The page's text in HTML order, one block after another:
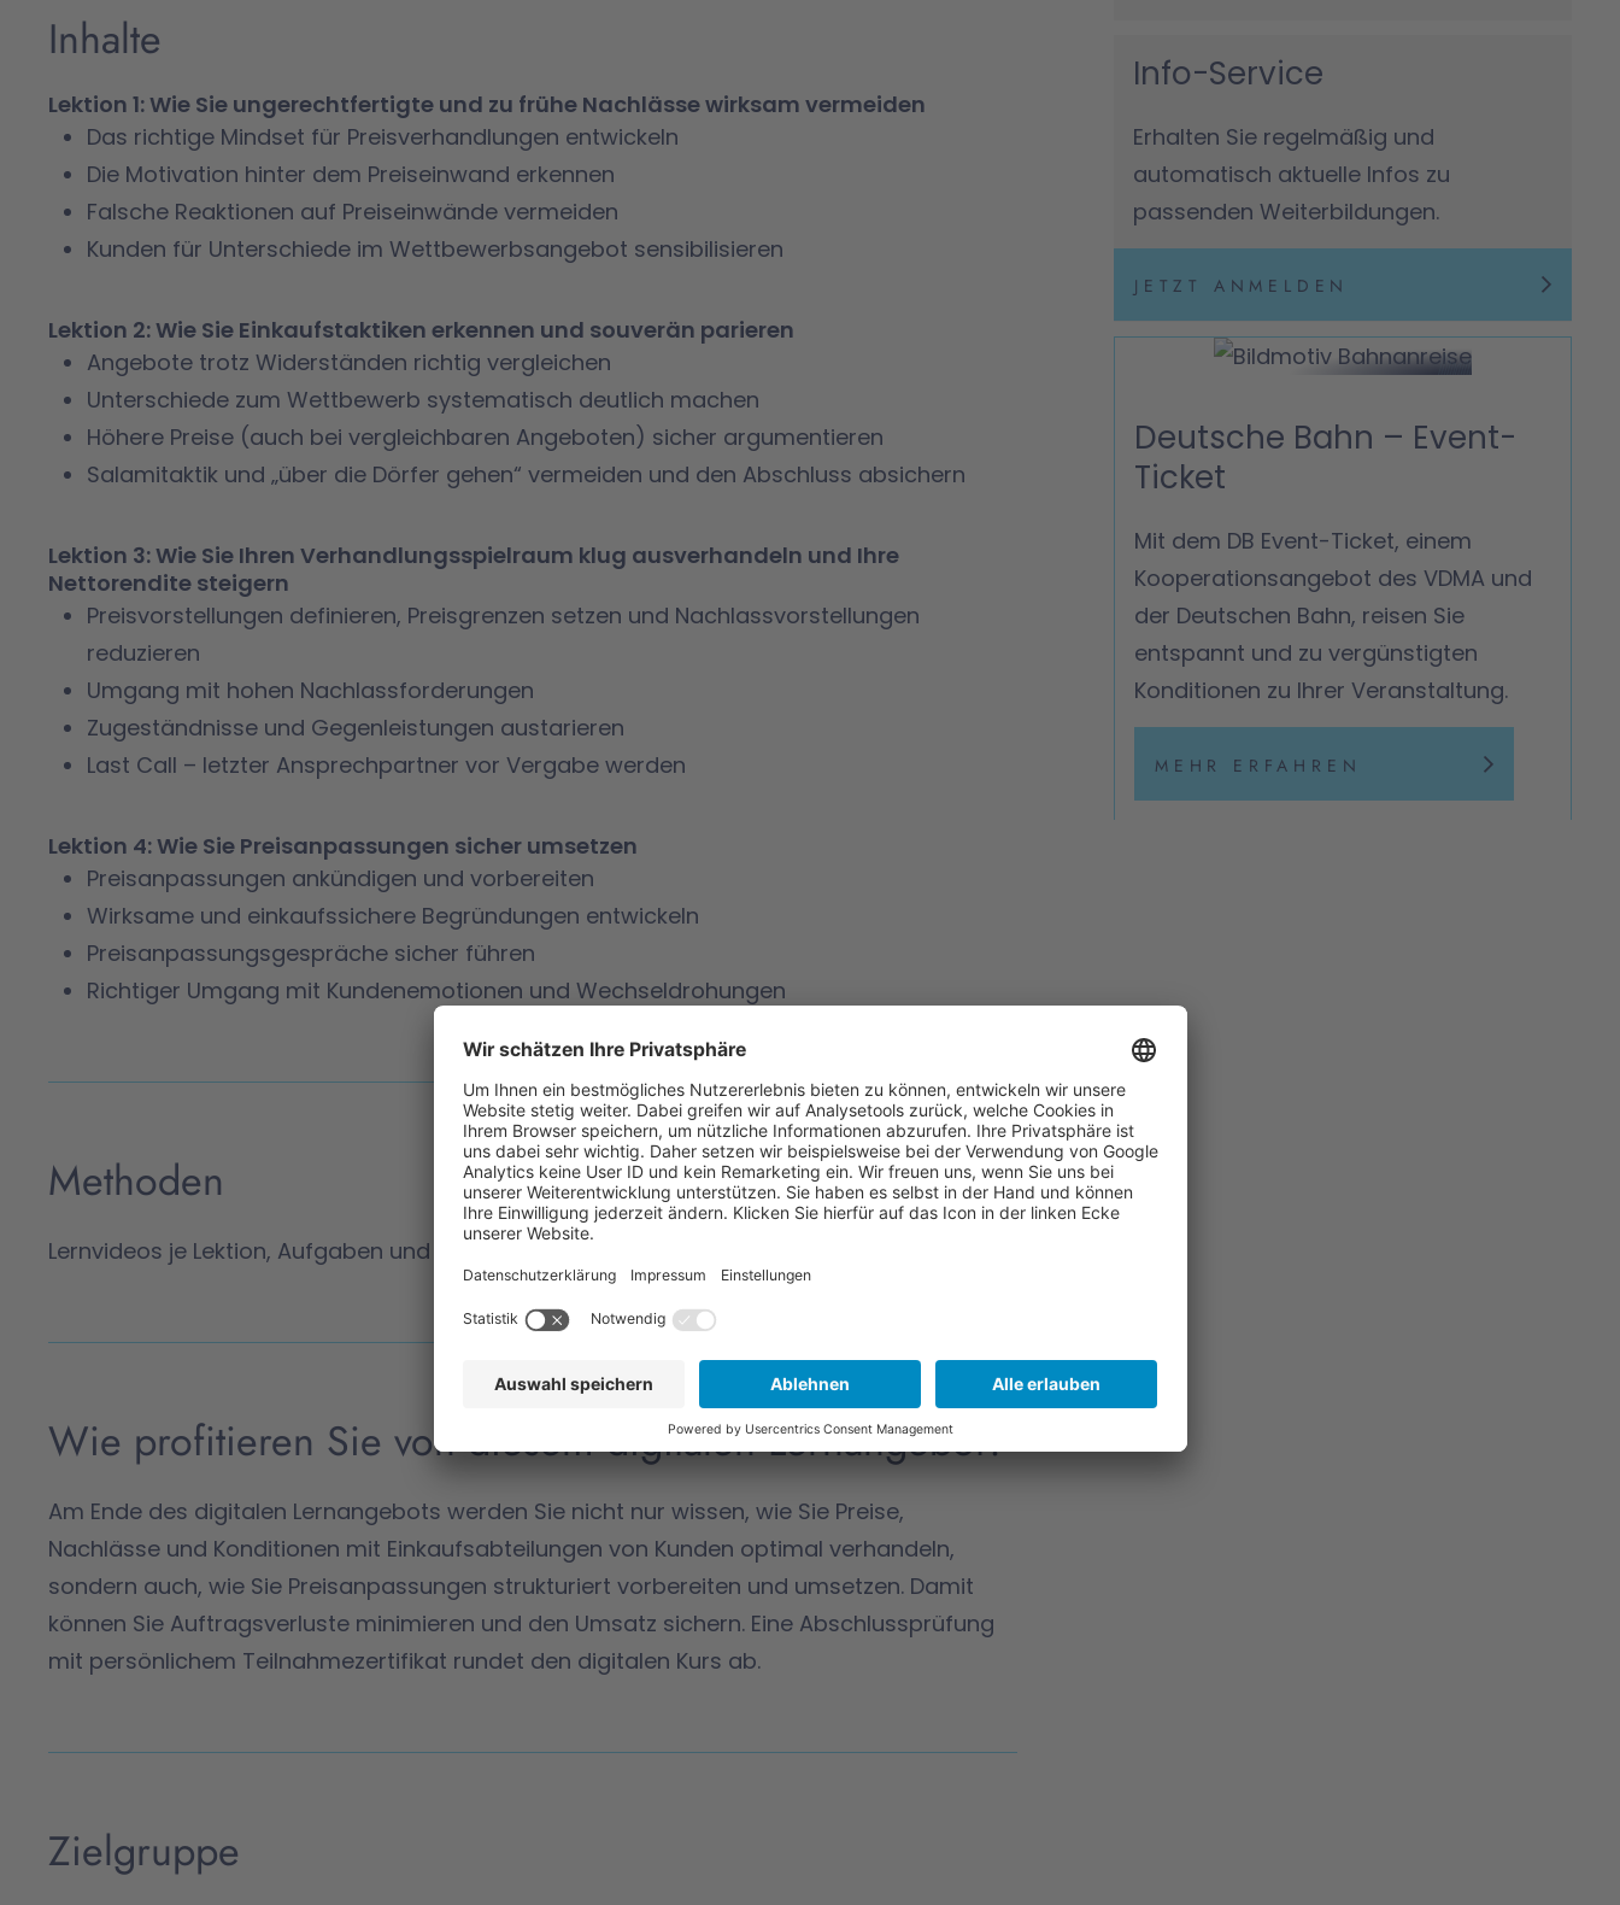
Inhalte
Lektion 1: Wie Sie ungerechtfertigte und zu frühe Nachlässe wirksam vermeiden
Das richtige Mindset für Preisverhandlungen entwickeln
Die Motivation hinter dem Preiseinwand erkennen
Falsche Reaktionen auf Preiseinwände vermeiden
Kunden für Unterschiede im Wettbewerbsangebot sensibilisieren
Lektion 2: Wie Sie Einkaufstaktiken erkennen und souverän parieren
Angebote trotz Widerständen richtig vergleichen
Unterschiede zum Wettbewerb systematisch deutlich machen
Höhere Preise (auch bei vergleichbaren Angeboten) sicher argumentieren
Salamitaktik und „über die Dörfer gehen“ vermeiden und den Abschluss absichern
Lektion 3: Wie Sie Ihren Verhandlungsspielraum klug ausverhandeln und Ihre
Nettorendite steigern
Preisvorstellungen definieren, Preisgrenzen setzen und Nachlassvorstellungen
reduzieren
Umgang mit hohen Nachlassforderungen
Zugeständnisse und Gegenleistungen austarieren
Last Call – letzter Ansprechpartner vor Vergabe werden
Lektion 4: Wie Sie Preisanpassungen sicher umsetzen
Preisanpassungen ankündigen und vorbereiten
Wirksame und einkaufssichere Begründungen entwickeln
Preisanpassungsgespräche sicher führen
Richtiger Umgang mit Kundenemotionen und Wechseldrohungen
Methoden
Lernvideos je Lektion, Aufgaben und Übungen, Lernen und Reflektion auf der Lernplattform
Wie profitieren Sie von diesem digitalen Lernangebot?
Am Ende des digitalen Lernangebots werden Sie nicht nur wissen, wie Sie Preise,
Nachlässe und Konditionen mit Einkaufsabteilungen von Kunden optimal verhandeln,
sondern auch, wie Sie Preisanpassungen strukturiert vorbereiten und umsetzen. Damit
können Sie Auftragsverluste minimieren und den Umsatz sichern. Eine Abschlussprüfung
mit persönlichem Teilnahmezertifikat rundet den digitalen Kurs ab.
Zielgruppe
Info-Service
Erhalten Sie regelmäßig und
automatisch aktuelle Infos zu
passenden Weiterbildungen.
JETZT ANMELDEN
Deutsche Bahn – Event-
Ticket
Mit dem DB Event-Ticket, einem
Kooperationsangebot des VDMA und
der Deutschen Bahn, reisen Sie
entspannt und zu vergünstigten
Konditionen zu Ihrer Veranstaltung.
MEHR ERFAHREN